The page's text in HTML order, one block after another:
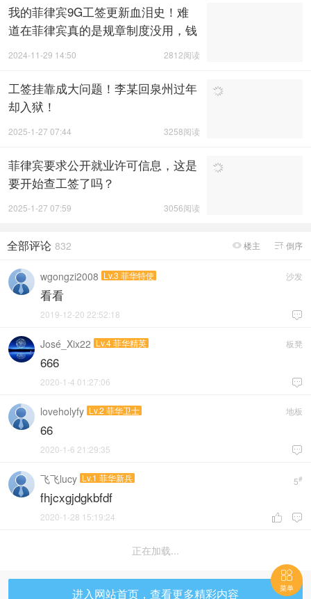
我的菲律宾9G工签更新血泪史！难
道在菲律宾真的是规章制度没用，钱
才管用吗？
2812阅读
2024-11-29 14:50
工签挂靠成大问题！李某回泉州过年
却入狱！
3258阅读
2025-1-27 07:44
菲律宾要求公开就业许可信息，这是
要开始查工签了吗？
3056阅读
2025-1-27 07:59
 楼主  倒序
全部评论 832
沙发
wgongzi2008 Lv.3 菲华特使
看看

2019-12-20 22:52:18
板凳
José_Xix22 Lv.4 菲华精英
666

2020-1-4 01:27:06
地板
loveholyfy Lv.2 菲华卫士
66

2020-1-6 21:29:35
5#
飞飞lucy Lv.1 菲华新兵
fhjcxgjdgkbfdf
 
2020-1-28 15:19:24
重新加载
进入网站首页，查看更多精彩内容

菜单